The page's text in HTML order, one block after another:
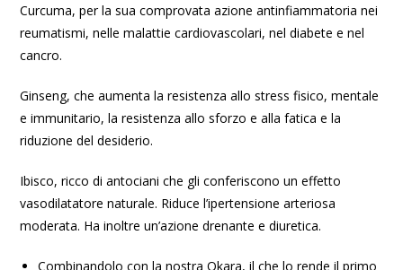
Curcuma, per la sua comprovata azione antinfiammatoria nei
reumatismi, nelle malattie cardiovascolari, nel diabete e nel
cancro.
Ginseng, che aumenta la resistenza allo stress fisico, mentale
e immunitario, la resistenza allo sforzo e alla fatica e la
riduzione del desiderio.
Ibisco, ricco di antociani che gli conferiscono un effetto
vasodilatatore naturale. Riduce l’ipertensione arteriosa
moderata. Ha inoltre un’azione drenante e diuretica.
Combinandolo con la nostra Okara, il che lo rende il primo